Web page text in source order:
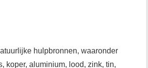
hulpbronnen, waaronder
koper, aluminium, lood, zink, tin,